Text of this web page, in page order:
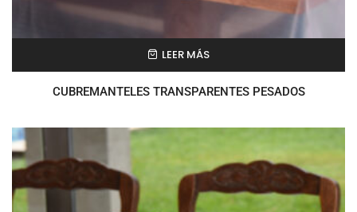
LEER MÁS
CUBREMANTELES TRANSPARENTES PESADOS